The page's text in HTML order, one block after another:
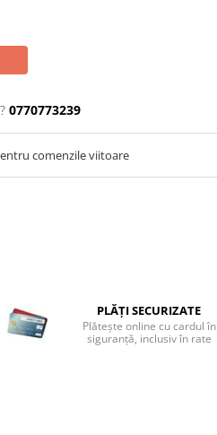
0770773239
comenzile viitoare
PLĂȚI SECURIZATE
Plătește online cu cardul în
siguranță, inclusiv în rate